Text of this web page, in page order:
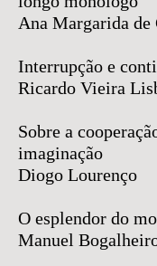
Ana Margarida de
Interrupção e
Ricardo Vieira
Sobre a
imaginação
Diogo Lourenço
O esplendor do
Manuel